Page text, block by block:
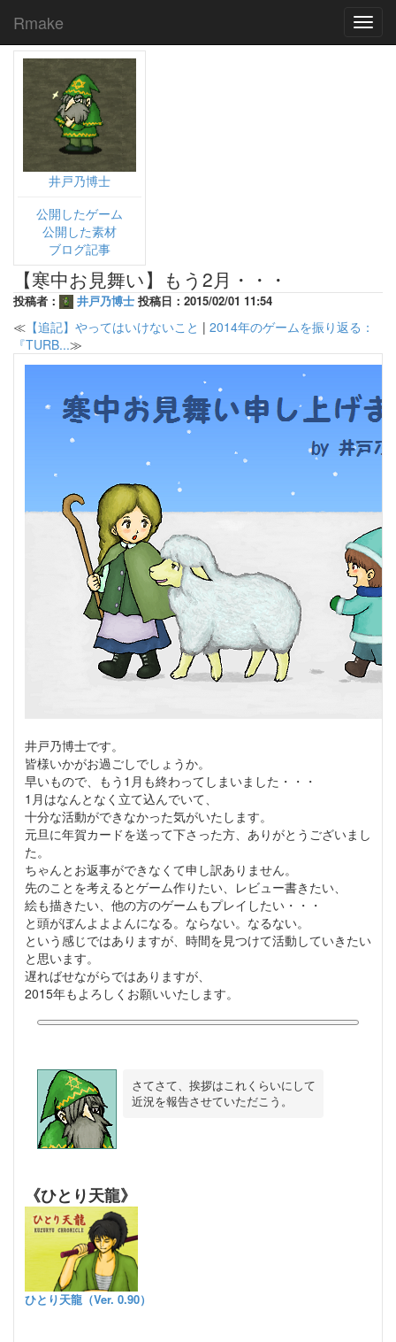
Rmake
井戸乃博士
公開したゲーム
公開した素材
ブログ記事
【寒中お見舞い】もう2月・・・
投稿者： 井戸乃博士 投稿日：2015/02/01 11:54
≪ 【追記】やってはいけないこと | 2014年のゲームを振り返る：
『TURB...≫
井戸乃博士です。
皆様いかがお過ごしでしょうか。
早いもので、もう1月も終わってしまいました・・・
1月はなんとなく立て込んでいて、
十分な活動ができなかった気がいたします。
元旦に年賀カードを送って下さった方、ありがとうございまし
た。
ちゃんとお返事ができなくて申し訳ありません。
先のことを考えるとゲーム作りたい、レビュー書きたい、
絵も描きたい、他の方のゲームもプレイしたい・・・
と頭がぼんよよよんになる。ならない。なるない。
という感じではありますが、時間を見つけて活動していきたい
と思います。
遅ればせながらではありますが、
2015年もよろしくお願いいたします。
さてさて、挨拶はこれくらいにして
《ひとり天龍》
ひとり天龍（Ver. 0.90）